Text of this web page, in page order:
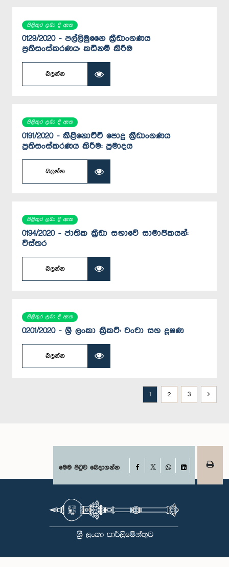
පිළිතුර ලබා දී ඇත
0129/2020 - පල්ලිමු‍නෛ ක්‍රීඩාංගණය
ප්‍රතිසංස්කරණය: කඩිනම් කිරීම
බලන්න
පිළිතුර ලබා දී ඇත
0191/2020 - කිළිනොච්චි පොදු ක්‍රීඩාංගණය
ප්‍රතිසංස්කරණය කිරීම: ප්‍රමාදය
බලන්න
පිළිතුර ලබා දී ඇත
0194/2020 - ජාතික ක්‍රීඩා සභාවේ සාමාජිකයන්:
විස්තර
බලන්න
පිළිතුර ලබා දී ඇත
0201/2020 - ශ්‍රී ලංකා ක්‍රිකට්: වංචා සහ දූෂණ
බලන්න
1 2 3
මෙම පිටුව බෙදාගන්න Facebook
WhatsAppLinkedIn